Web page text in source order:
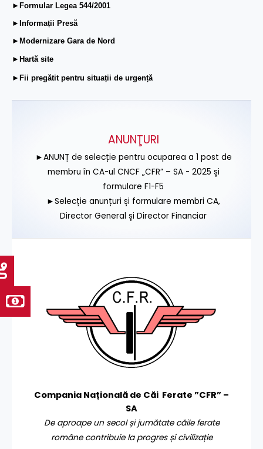
►Formular Legea 544/2001
►Informații Presă
►Modernizare Gara de Nord
►Hartă site
►Fii pregătit pentru situații de urgență
ANUNŢURI
►ANUNȚ de selecție pentru ocuparea a 1 post de
membru în CA-ul CNCF „CFR” – SA - 2025 și
formulare F1-F5
►Selecție anunțuri și formulare membri CA,
Director General și Director Financiar
Compania Națională de Căi Ferate ”CFR” –
SA
De aproape un secol și jumătate căile ferate
române contribuie la progres și civilizație